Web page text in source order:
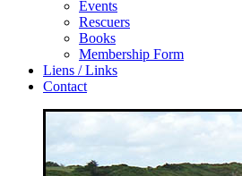
Events
Rescuers
Books
Membership Form
Liens / Links
Contact